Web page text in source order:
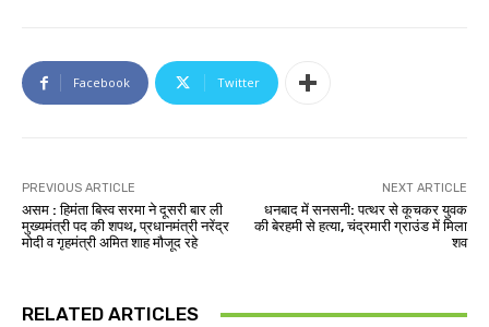
Facebook Twitter
PREVIOUS ARTICLE
असम : हिमंता बिस्व सरमा ने दूसरी बार ली
मुख्यमंत्री पद की शपथ, प्रधानमंत्री नरेंद्र
मोदी व गृहमंत्री अमित शाह मौजूद रहे
NEXT ARTICLE
धनबाद में सनसनी: पत्थर से कूचकर युवक
की बेरहमी से हत्या, चंद्रमारी ग्राउंड में मिला
शव
RELATED ARTICLES